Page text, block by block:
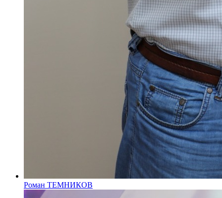
Роман ТЕМНИКОВ